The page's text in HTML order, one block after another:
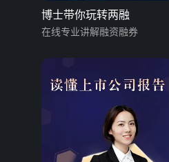
博士带你玩转两融
在线专业讲解融资融券